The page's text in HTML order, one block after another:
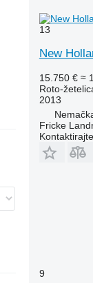
13
New
15.750 € ≈
Roto-
2013
Fricke
9